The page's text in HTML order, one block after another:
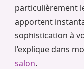
particulièrement
apportent
sophistication à
l’explique dans
salon.